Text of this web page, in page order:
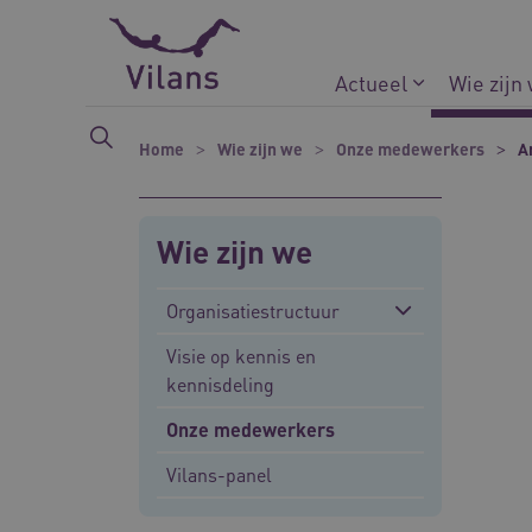
Naar hoofdinhoud
Naar footer
Actueel Wie zijn
Home Wie zijn we Onze medewerkers
Wie zijn we
Organisatiestructuur
Visie op kennis en
kennisdeling
Onze medewerkers
Vilans-panel